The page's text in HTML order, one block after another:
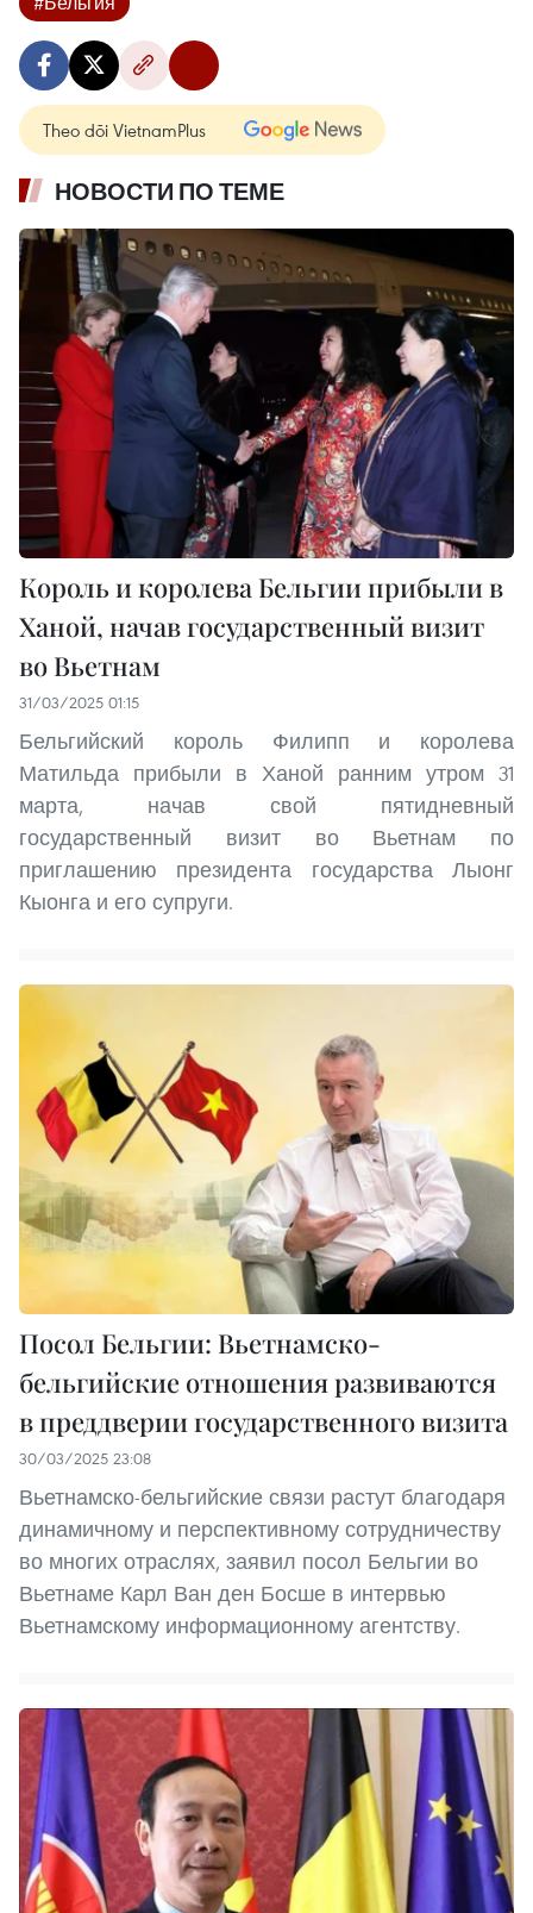
Theo dõi VietnamPlus
НОВОСТИ ПО ТЕМЕ
Король и королева Бельгии прибыли в
Ханой, начав государственный визит
во Вьетнам
31/03/2025 01:15
Бельгийский король Филипп и королева
Матильда прибыли в Ханой ранним утром 31
марта, начав свой пятидневный
государственный визит во Вьетнам по
приглашению президента государства Лыонг
Кыонга и его супруги.
Посол Бельгии: Вьетнамско-
бельгийские отношения развиваются
в преддверии государственного визита
30/03/2025 23:08
Вьетнамско-бельгийские связи растут благодаря
динамичному и перспективному сотрудничеству
во многих отраслях, заявил посол Бельгии во
Вьетнаме Карл Ван ден Босше в интервью
Вьетнамскому информационному агентству.